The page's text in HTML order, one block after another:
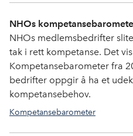
NHOs
NHOs medlemsbedrifter
tak i rett kompetanse. Det
Kompetansebarometer fra
bedrifter oppgir å ha et
kompetansebehov.
Kompetansebarometer